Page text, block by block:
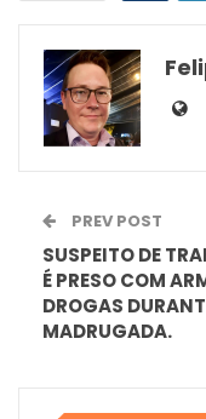
PREV POST
SUSPEITO DE
É PRESO COM
DROGAS
MADRUGADA.